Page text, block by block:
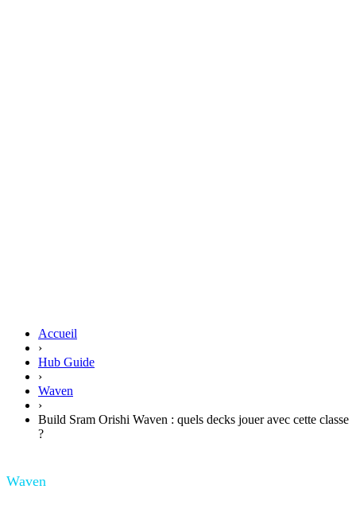
Accueil
›
Hub Guide
›
Waven
›
Build Sram Orishi Waven : quels decks jouer avec cette classe
?
Waven